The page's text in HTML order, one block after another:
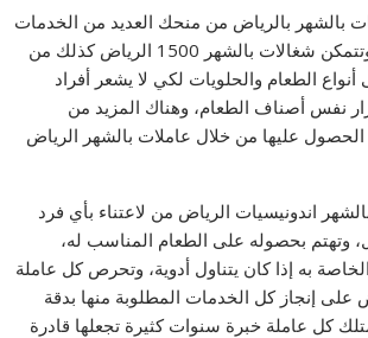
بالشهر بالرياض من منحك العديد من الخدمات
مثل تنظيف المنزل، وتتمكن شغالات بالشهر 1500 الرياض كذلك من
الطعام والحلويات لكي لا يشعر أفراد
نفس أصناف الطعام، وهناك المزيد من
عليها من خلال عاملات بالشهر الرياض
اندونيسيات الرياض من لاعتناء بأي فرد
وتهتم بحصوله على الطعام المناسب له،
به إذا كان يتناول أدوية، وتحرص كل عاملة
على إنجاز كل الخدمات المطلوبة منها بدقة
كل عاملة خبرة سنوات كثيرة تجعلها قادرة